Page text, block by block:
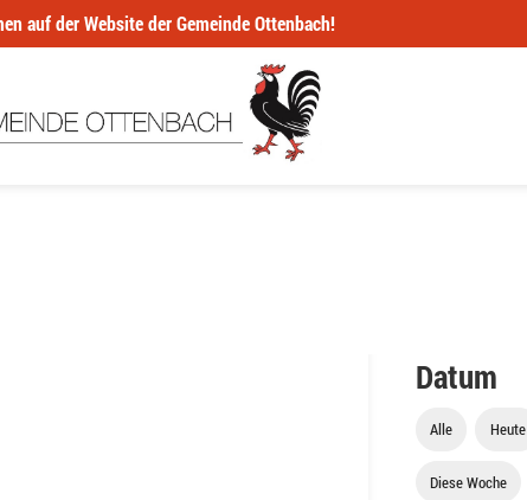
auf der Website der Gemeinde Ottenbach!
Datum
Alle Heute
Diese Woche